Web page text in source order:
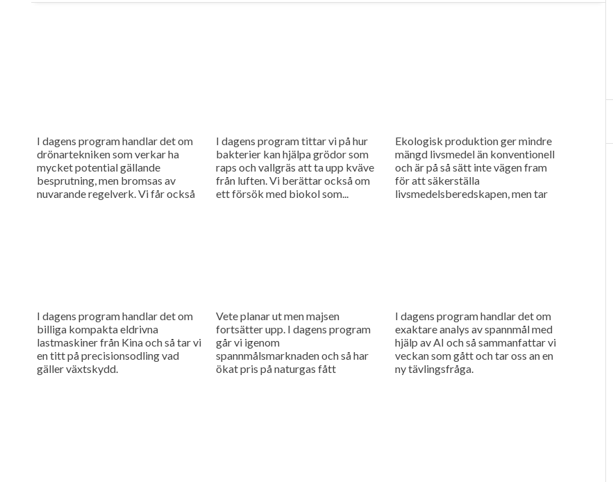
I dagens program handlar det om
drönartekniken som verkar ha
mycket potential gällande
besprutning, men bromsas av
nuvarande regelverk. Vi får också
I dagens program tittar vi på hur
bakterier kan hjälpa grödor som
raps och vallgräs att ta upp kväve
från luften. Vi berättar också om
ett försök med biokol som...
Ekologisk produktion ger mindre
mängd livsmedel än konventionell
och är på så sätt inte vägen fram
för att säkerställa
livsmedelsberedskapen, men tar
I dagens program handlar det om
billiga kompakta eldrivna
lastmaskiner från Kina och så tar vi
en titt på precisionsodling vad
gäller växtskydd.
Vete planar ut men majsen
fortsätter upp. I dagens program
går vi igenom
spannmålsmarknaden och så har
ökat pris på naturgas fått
I dagens program handlar det om
exaktare analys av spannmål med
hjälp av AI och så sammanfattar vi
veckan som gått och tar oss an en
ny tävlingsfråga.